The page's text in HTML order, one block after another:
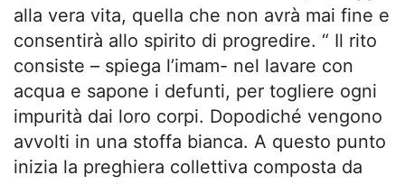
alla vera vita, quella che non avrà mai fine e
consentirà allo spirito di progredire. “ Il rito
consiste – spiega l’imam- nel lavare con
acqua e sapone i defunti, per togliere ogni
impurità dai loro corpi. Dopodiché vengono
avvolti in una stoffa bianca. A questo punto
inizia la preghiera collettiva composta da